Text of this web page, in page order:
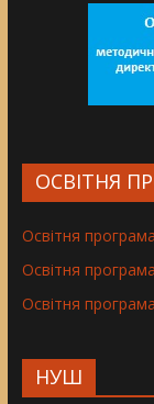
ОСВІТНЯ
Освітня
Освітня
Освітня
НУШ